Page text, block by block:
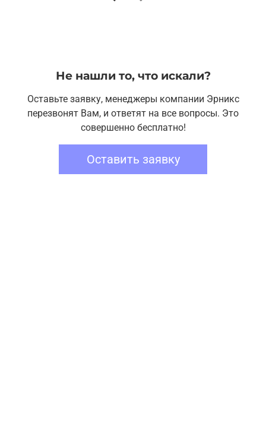
Не нашли то, что искали?
Оставьте заявку, менеджеры компании Эрникс
перезвонят Вам, и ответят на все вопросы. Это
совершенно бесплатно!
Оставить заявку